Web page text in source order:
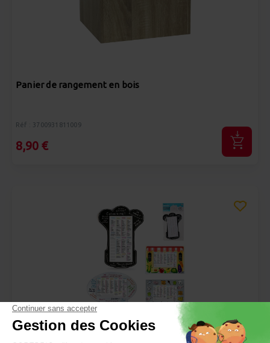
Panier de rangement en bois
Réf : 3700931811009
8,90 €